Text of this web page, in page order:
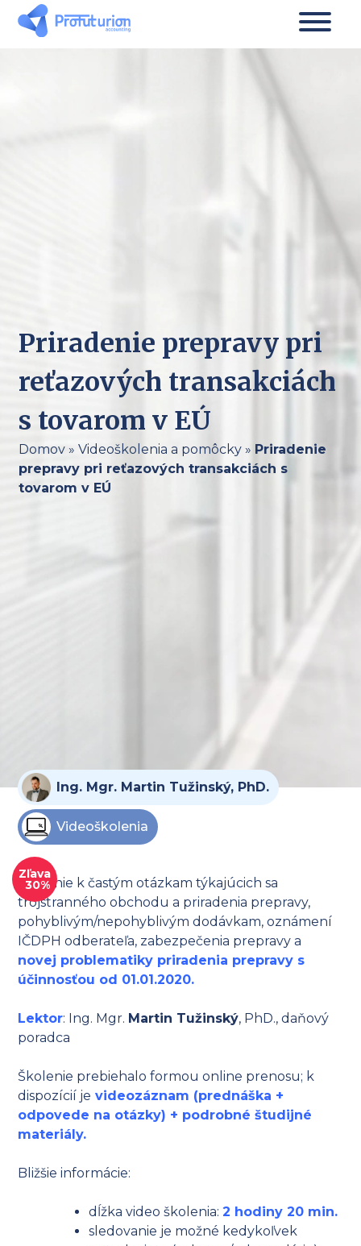
Priradenie prepravy pri
reťazových transakciách
s tovarom v EÚ
Domov» Videoškolenia a pomôcky» Priradenie
prepravy pri reťazových transakciách s
tovarom v EÚ
Ing. Mgr. Martin Tužinský, PhD.
Videoškolenia
Zľava
30%
Školenie k častým otázkam týkajúcich sa
trojstranného obchodu a priradenia prepravy,
pohyblivým/nepohyblivým dodávkam, oznámení
IČDPH odberateľa, zabezpečenia prepravy a
novej problematiky priradenia prepravy s
účinnosťou od 01.01.2020.
Lektor: Ing. Mgr. Martin Tužinský, PhD., daňový
poradca
Školenie prebiehalo formou online prenosu; k
dispozícií je videozáznam (prednáška +
odpovede na otázky) + podrobné študijné
materiály.
Bližšie informácie:
dĺžka video školenia: 2 hodiny 20 min.
sledovanie je možné kedykoľvek